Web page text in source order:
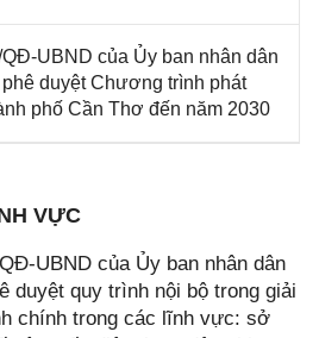
UBND của Ủy ban nhân dân
duyệt Chương trình phát
phố Cần Thơ đến năm 2030
VỰC
UBND của Ủy ban nhân dân
duyệt quy trình nội bộ trong giải
chính trong các lĩnh vực: sở